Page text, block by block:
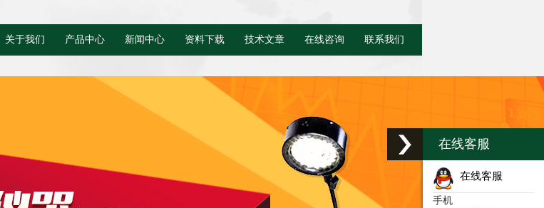
关于我们 产品中心 新闻中心 资料下载 技术文章 在线咨询 联系我们
在线客服
在线客服
手机